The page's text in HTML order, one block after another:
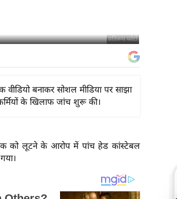
प्रतिरूप फोटो
बनाकर सोशल मीडिया पर साझा
के खिलाफ जांच शुरू की।
को लूटने के आरोप में पांच हेड कांस्टेबल